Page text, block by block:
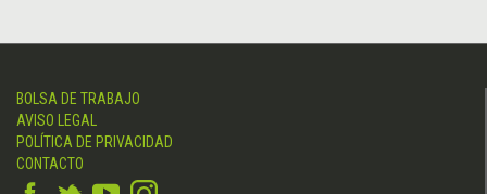
BOLSA DE TRABAJO
AVISO LEGAL
POLÍTICA DE PRIVACIDAD
CONTACTO